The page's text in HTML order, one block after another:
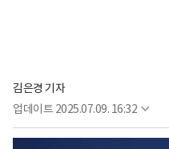
김은경 기자
업데이트 2025.07.09. 16:32